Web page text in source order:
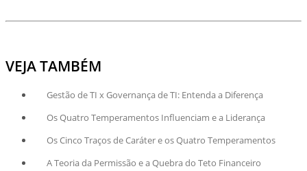
VEJA TAMBÉM
Gestão de TI x Governança de TI: Entenda a Diferença
Os Quatro Temperamentos Influenciam e a Liderança
Os Cinco Traços de Caráter e os Quatro Temperamentos
A Teoria da Permissão e a Quebra do Teto Financeiro